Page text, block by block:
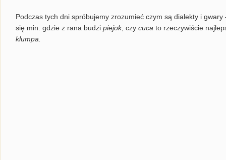
Podczas tych dni spróbujemy zrozumieć czym są dialekty i
się min. gdzie z rana budzi piejok, czy cuca to rzeczywiście
klumpa.